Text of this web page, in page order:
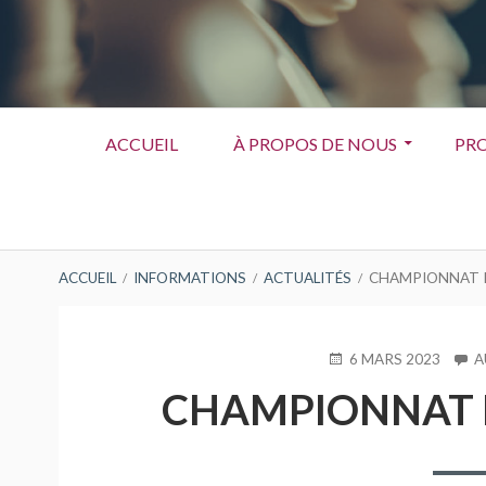
ACCUEIL À PROPOS DE NOUS
FIL
ACCUEIL INFORMATIONS ACTUALITÉS CHAMPIONNAT
PUBLIÉ
6 MARS 2023
CHAMPIONNAT